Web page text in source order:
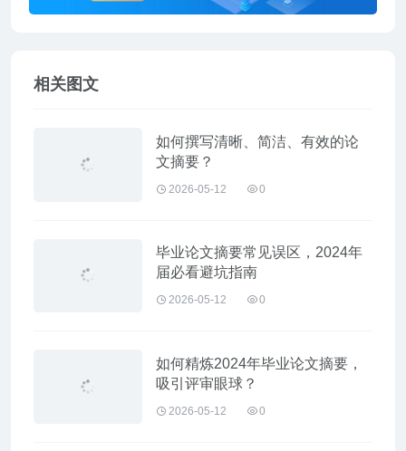
相关图文
如何撰写清晰、简洁、有效的论
文摘要？
2026-05-12 0
毕业论文摘要常见误区，2024年
届必看避坑指南
2026-05-12 0
如何精炼2024年毕业论文摘要，
吸引评审眼球？
2026-05-12 0